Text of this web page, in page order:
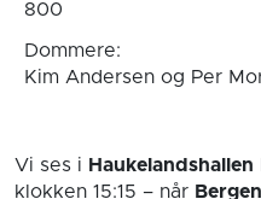
800
Dommere:
Kim Andersen og Per
Vi ses i Haukelandshallen
klokken 15:15 – når Bergen